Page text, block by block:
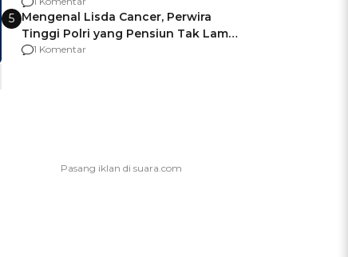
5 Mengenal Lisda Cancer, Perwira
Tinggi Polri yang Pensiun Tak Lama
Usai Jadi Brigjen
1 Komentar